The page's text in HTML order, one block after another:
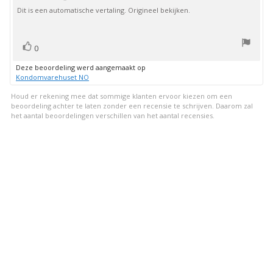
sterren
Dit is een automatische vertaling. Origineel bekijken.
Stem
omhoog
0
Deze beoordeling werd aangemaakt op
Kondomvarehuset NO
Houd er rekening mee dat sommige klanten ervoor kiezen om een
beoordeling achter te laten zonder een recensie te schrijven. Daarom zal
het aantal beoordelingen verschillen van het aantal recensies.